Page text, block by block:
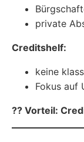
private
Creditshelf:
keine
Fokus auf
?? Vorteil: